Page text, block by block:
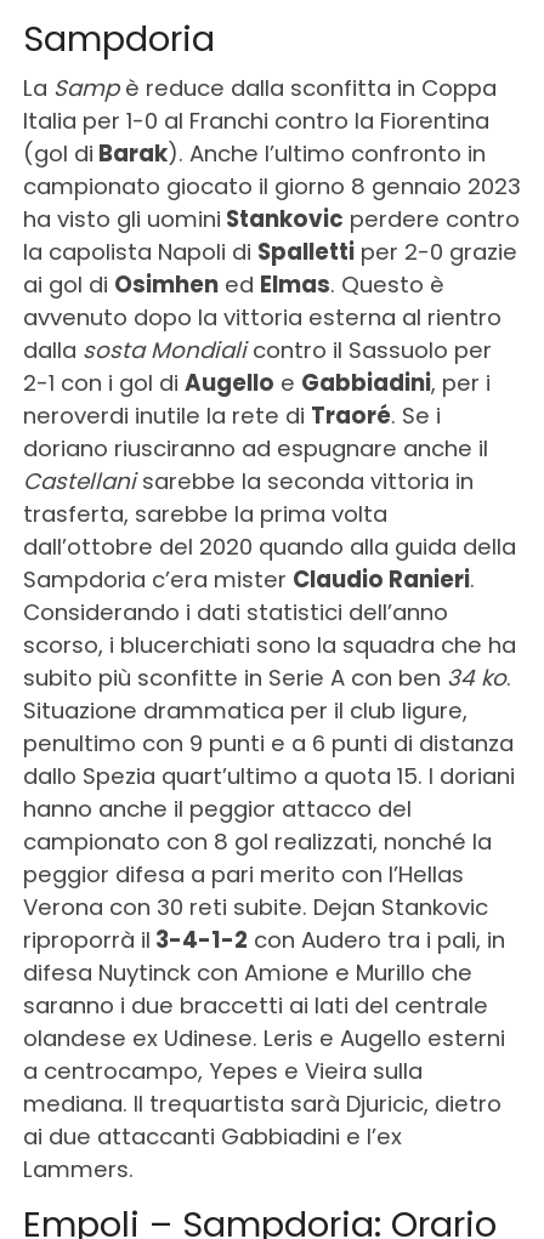
Sampdoria
La Sampè reduce dalla sconfitta in Coppa
Italia per 1-0 al Franchi contro la Fiorentina
(gol di Barak). Anche l’ultimo confronto in
campionato giocato il giorno 8 gennaio 2023
ha visto gli uomini Stankovic perdere contro
la capolista Napoli di Spallettiper 2-0 grazie
ai gol di Osimhened Elmas. Questo è
avvenuto dopo la vittoria esterna al rientro
dalla sosta Mondialicontro il Sassuolo per
2-1 con i gol di Augello e Gabbiadini, per i
neroverdi inutile la rete di Traoré. Se i
doriano riusciranno ad espugnare anche il
Castellanisarebbe la seconda vittoria in
trasferta, sarebbe la prima volta
dall’ottobre del 2020 quando alla guida della
Sampdoria c’era mister Claudio Ranieri.
Considerando i dati statistici dell’anno
scorso, i blucerchiati sono la squadra che ha
subito più sconfitte in Serie A con ben 34 ko.
Situazione drammatica per il club ligure,
penultimo con 9 punti e a 6 punti di distanza
dallo Spezia quart’ultimo a quota 15. I doriani
hanno anche il peggior attacco del
campionato con 8 gol realizzati, nonché la
peggior difesa a pari merito con l’Hellas
Verona con 30 reti subite. Dejan Stankovic
riproporrà il 3-4-1-2 con Audero tra i pali, in
difesa Nuytinck con Amione e Murillo che
saranno i due braccetti ai lati del centrale
olandese ex Udinese. Leris e Augello esterni
a centrocampo, Yepes e Vieira sulla
mediana. Il trequartista sarà Djuricic, dietro
ai due attaccanti Gabbiadini e l’ex
Lammers.
Empoli – Sampdoria: Orario